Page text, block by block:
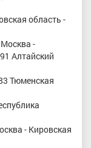
область -
-
Алтайский
Тюменская
- Кировская